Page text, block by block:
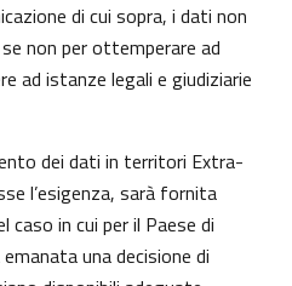
di cui sopra, i dati non
non per ottemperare ad
ad istanze legali e giudiziarie
dei dati in territori Extra-
l’esigenza, sarà fornita
in cui per il Paese di
una decisione di